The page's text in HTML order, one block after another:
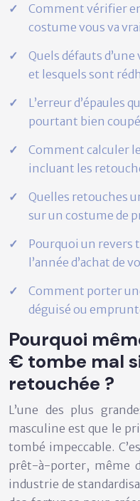
Comment vérifier
costume vous va
Quels défauts
et lesquels sont
L’erreur d’épaules
pourtant bien
Comment calculer
incluant les
Quelles retouches
sur un costume de
Pourquoi un
l’année d’achat de
Comment porter
déguisé ou
Pourquoi
€ tombe mal
retouchée ?
L’une des plus
masculine est que le
tombé impeccable.
prêt-à-porter, même
industrie de